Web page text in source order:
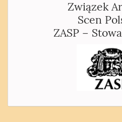
Związek
Scen
ZASP –